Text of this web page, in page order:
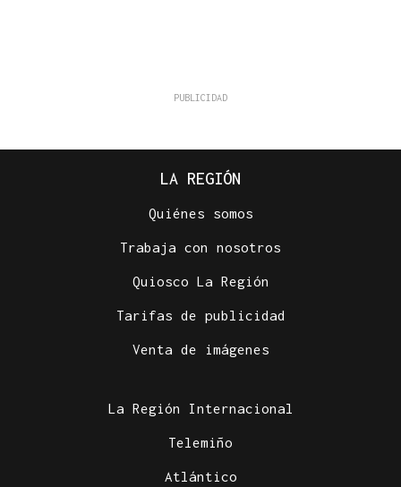
LA REGIÓN
Quiénes somos
Trabaja con nosotros
Quiosco La Región
Tarifas de publicidad
Venta de imágenes
La Región Internacional
Telemiño
Atlántico